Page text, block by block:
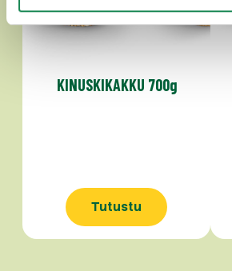
KINUSKIKAKKU 700g
Tutustu